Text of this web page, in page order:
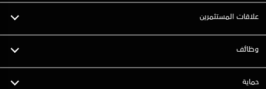
علاقات المستثمرين
وظائف
حماية